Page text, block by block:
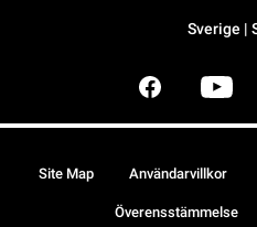
Sverige |
Site Map Användarvillkor
Överensstämmelse